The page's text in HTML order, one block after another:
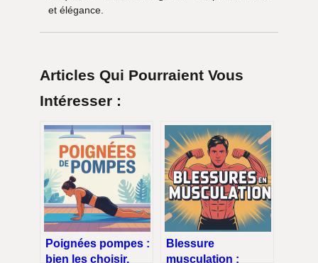
et élégance.
Articles Qui Pourraient Vous
Intéresser :
Poignées pompes :
bien les choisir,
Blessure
musculation :